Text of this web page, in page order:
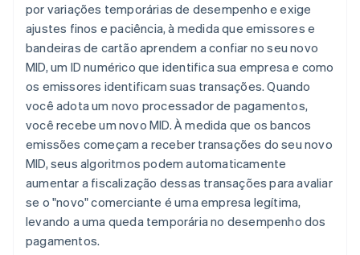
por variações temporárias de desempenho e exige
ajustes finos e paciência, à medida que emissores e
bandeiras de cartão aprendem a confiar no seu novo
MID, um ID numérico que identifica sua empresa e como
os emissores identificam suas transações. Quando
você adota um novo processador de pagamentos,
você recebe um novo MID. À medida que os bancos
emissões começam a receber transações do seu novo
MID, seus algoritmos podem automaticamente
aumentar a fiscalização dessas transações para avaliar
se o "novo" comerciante é uma empresa legítima,
levando a uma queda temporária no desempenho dos
pagamentos.